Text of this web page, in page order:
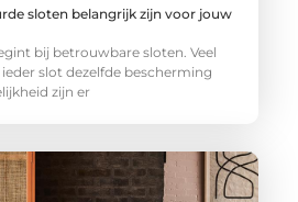
sloten belangrijk zijn voor jouw
bij betrouwbare sloten. Veel
slot dezelfde bescherming
zijn er